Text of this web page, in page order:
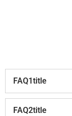
FAQ1title
FAQ2title